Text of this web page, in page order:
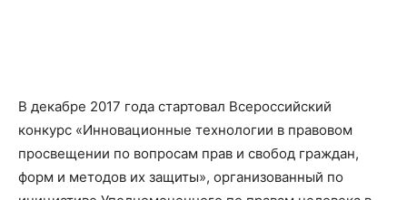
В декабре 2017 года стартовал Всероссийский
конкурс «Инновационные технологии в правовом
просвещении по вопросам прав и свобод граждан,
форм и методов их защиты», организованный по